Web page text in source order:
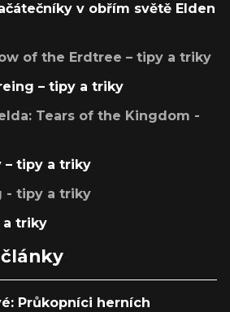
v obřím světě Elden
of the Erdtree – tipy a triky
– tipy a triky
Tears of the Kingdom -
– tipy a triky
- tipy a triky
a triky
Průkopníci herních